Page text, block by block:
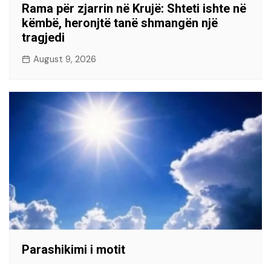
Rama për zjarrin në Krujë: Shteti ishte në
këmbë, heronjtë tanë shmangën një
tragjedi
August 9, 2026
Parashikimi i motit